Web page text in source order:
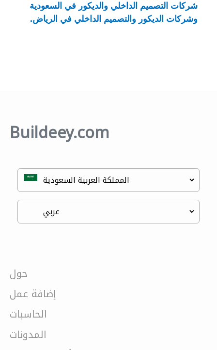
شركات التصميم الداخلي والديكور في السعودية
وشركات الديكور والتصميم الداخلي في الرياض.
Buildeey.com
حول
إضافة عمل
الحاسبات
المدونات